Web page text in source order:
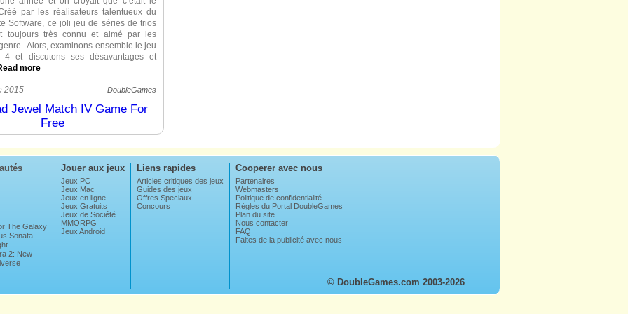
par les réalisateurs talentueux du
Software, ce joli jeu de séries de trios
toujours très connu et aimé par les
Alors, examinons ensemble le jeu
4 et discutons ses désavantages et
more
nous faisons la connaissance de Luna,
doit trouver Ludovic, un sorcier qui
des circonstances mystérieuses. Un
volet est l’histoire originale qui n’est
que les novices aimeront sans doute
Match 4 est un de jeux de match-3
qui ont le sujet qui se déroule pendant
vraiment stimulant. C’est à vous de
bonus et power-ups tout à fait neufs et
cinq modes de jeu, compléter des
jeux, énigmes et scènes d’objets
sont hautes en couleurs, les
2015 DoubleGames
Jewel Match IV Game For
Free
The Galaxy
Sonata
2: New
Jouer aux jeux
Jeux PC
Jeux Mac
Jeux en ligne
Jeux Gratuits
Jeux de Société
MMORPG
Jeux Android
Liens rapides
Articles critiques des jeux
Guides des jeux
Offres Speciaux
Concours
Cooperer avec nous
Partenaires
Webmasters
Politique de confidentialité
Règles du Portal DoubleGames
Plan du site
Nous contacter
FAQ
Faites de la publicité avec nous
© DoubleGames.com 2003-2026